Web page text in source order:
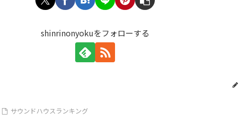
shinrinonyokuをフォローする
サウンドハウスランキング